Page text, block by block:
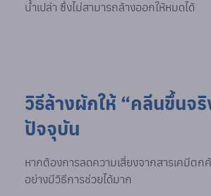
น้ำเปล่า ซึ่งไม่สามารถล้างออกให้หมดได้
วิธีล้างผักให้ “คลีนขึ้นจริ
ปัจจุบัน
หากต้องการลดความเสี่ยงจากสารเคมีตก
อย่างมีวิธีการช่วยได้มาก